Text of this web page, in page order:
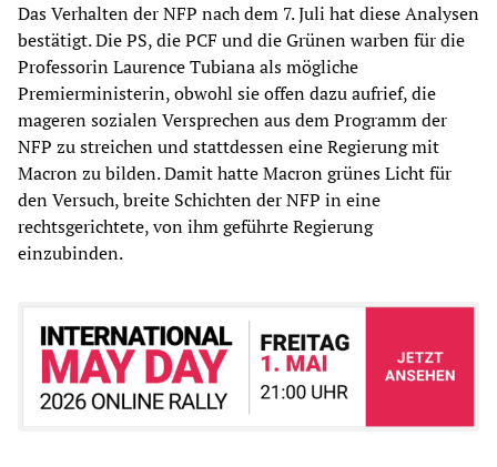
Das Verhalten der NFP nach dem 7. Juli hat diese Analysen
bestätigt. Die PS, die PCF und die Grünen warben für die
Professorin Laurence Tubiana als mögliche
Premierministerin, obwohl sie offen dazu aufrief, die
mageren sozialen Versprechen aus dem Programm der
NFP zu streichen und stattdessen eine Regierung mit
Macron zu bilden. Damit hatte Macron grünes Licht für
den Versuch, breite Schichten der NFP in eine
rechtsgerichtete, von ihm geführte Regierung
einzubinden.